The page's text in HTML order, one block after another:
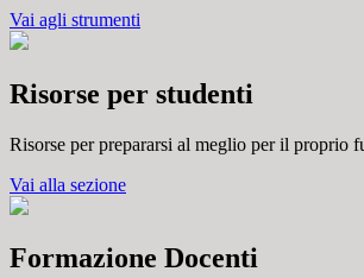
Vai agli strumenti
Risorse per studenti
Risorse per prepararsi al meglio per il proprio
Vai alla sezione
Formazione Docenti